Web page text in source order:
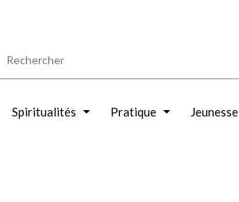
Spiritualités Pratique Jeunesse